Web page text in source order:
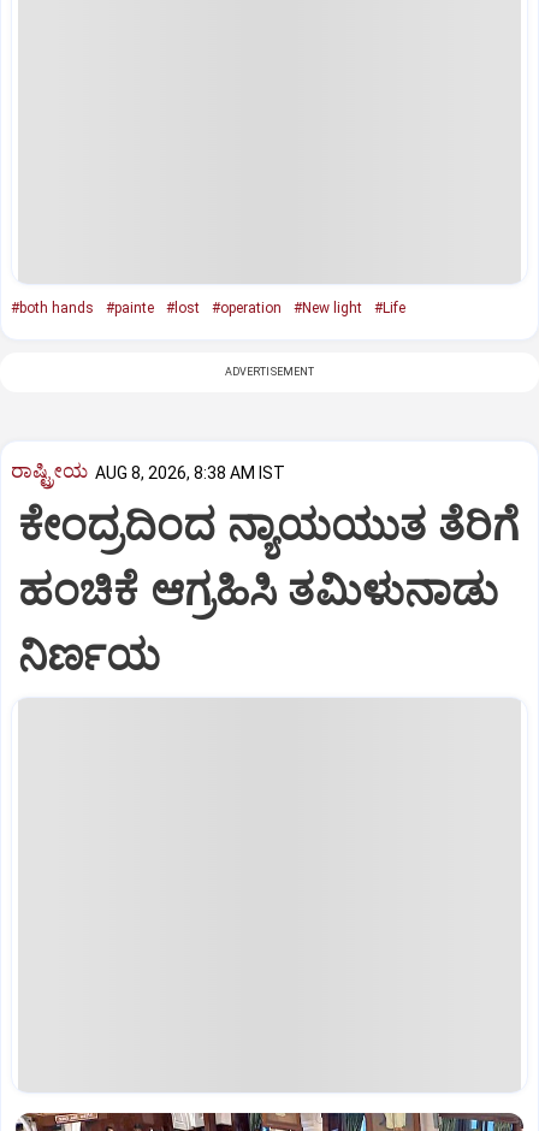
#both hands #painte #lost #operation #New light #Life
ADVERTISEMENT
ರಾಷ್ಟ್ರೀಯ AUG 8, 2026, 8:38 AM IST
ಕೇಂದ್ರದಿಂದ ನ್ಯಾಯಯುತ ತೆರಿಗೆ
ಹಂಚಿಕೆ ಆಗ್ರಹಿಸಿ ತಮಿಳುನಾಡು
ನಿರ್ಣಯ